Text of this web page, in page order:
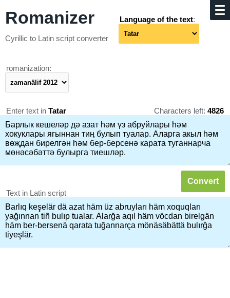
Romanizer
Cyrillic to Latin script converter
Language of the text:
romanization:
Enter text in Tatar Characters left: 4826
Text in Latin script